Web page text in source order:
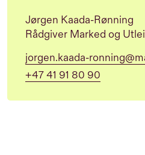
Jørgen Kaada-Rønning
Rådgiver Marked og
jorgen.kaada-
+47 41 91 80 90